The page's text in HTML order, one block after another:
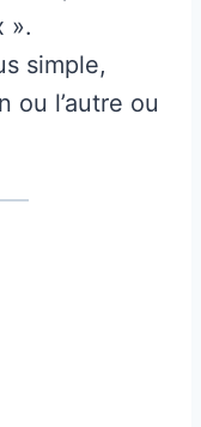
».
simple,
ou l’autre ou